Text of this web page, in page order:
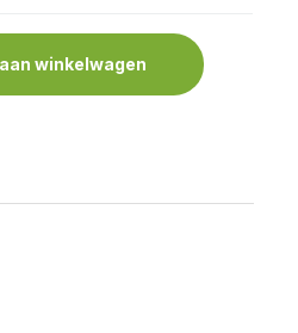
winkelwagen